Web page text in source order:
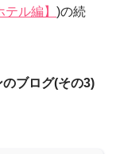
ル編】 )の続
ブログ(その3)